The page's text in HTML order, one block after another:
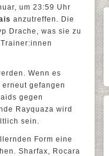
um 23:59 Uhr
anzutreffen. Die
Drache, was sie zu
Wenn es
gefangen
gegen
Rayquaza wird
sein.
Form eine
Sharfax, Rocara